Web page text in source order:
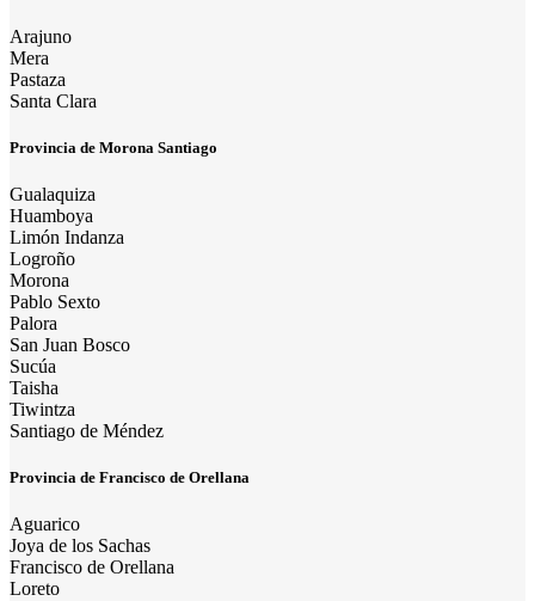
Arajuno
Mera
Pastaza
Santa Clara
Provincia de Morona Santiago
Gualaquiza
Huamboya
Limón Indanza
Logroño
Morona
Pablo Sexto
Palora
San Juan Bosco
Sucúa
Taisha
Tiwintza
Santiago de Méndez
Provincia de Francisco de Orellana
Aguarico
Joya de los Sachas
Francisco de Orellana
Loreto